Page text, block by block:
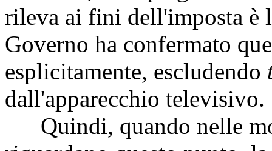
rileva ai fini dell'imposta è
Governo ha confermato
esplicitamente, escludendo
dall'apparecchio televisivo.
Quindi, quando nelle